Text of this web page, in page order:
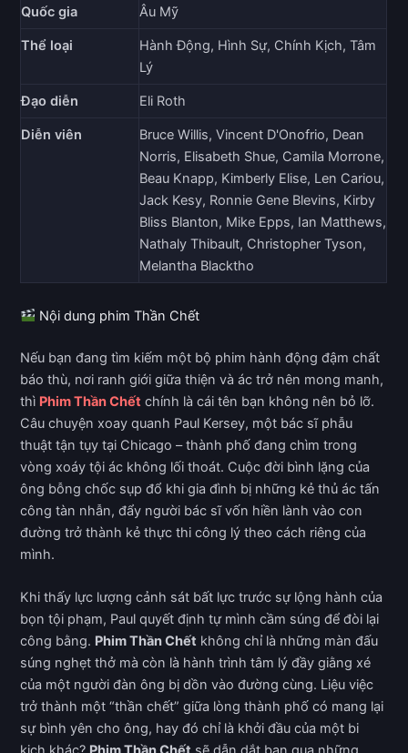
Quốc gia Âu Mỹ
Thể loại
Hành Động, Hình Sự, Chính Kịch, Tâm
Lý
Đạo diễn Eli Roth
Diễn viên
Bruce Willis, Vincent D'Onofrio, Dean
Norris, Elisabeth Shue, Camila Morrone,
Beau Knapp, Kimberly Elise, Len Cariou,
Jack Kesy, Ronnie Gene Blevins, Kirby
Bliss Blanton, Mike Epps, Ian Matthews,
Nathaly Thibault, Christopher Tyson,
Melantha Blacktho
Nội dung phim Thần Chết
Nếu bạn đang tìm kiếm một bộ phim hành động đậm chất
báo thù, nơi ranh giới giữa thiện và ác trở nên mong manh,
thì Phim Thần Chết chính là cái tên bạn không nên bỏ lỡ.
Câu chuyện xoay quanh Paul Kersey, một bác sĩ phẫu
thuật tận tụy tại Chicago – thành phố đang chìm trong
vòng xoáy tội ác không lối thoát. Cuộc đời bình lặng của
ông bỗng chốc sụp đổ khi gia đình bị những kẻ thủ ác tấn
công tàn nhẫn, đẩy người bác sĩ vốn hiền lành vào con
đường trở thành kẻ thực thi công lý theo cách riêng của
mình.
Khi thấy lực lượng cảnh sát bất lực trước sự lộng hành của
bọn tội phạm, Paul quyết định tự mình cầm súng để đòi lại
công bằng. Phim Thần Chết không chỉ là những màn đấu
súng nghẹt thở mà còn là hành trình tâm lý đầy giằng xé
của một người đàn ông bị dồn vào đường cùng. Liệu việc
trở thành một “thần chết” giữa lòng thành phố có mang lại
sự bình yên cho ông, hay đó chỉ là khởi đầu của một bi